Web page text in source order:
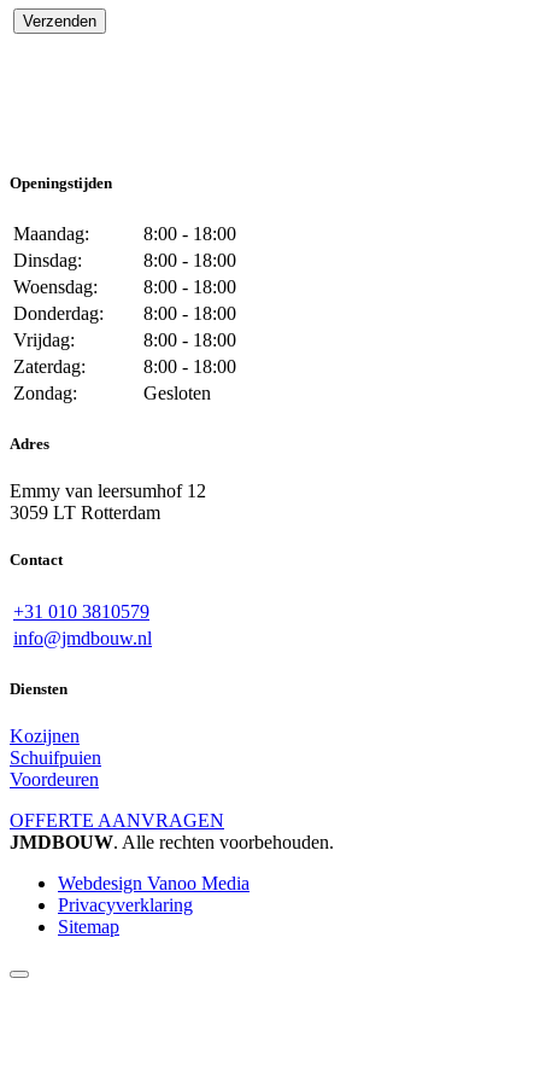
Openingstijden
Maandag:
8:00 - 18:00
Dinsdag:
8:00 - 18:00
Woensdag:
8:00 - 18:00
Donderdag:
8:00 - 18:00
Vrijdag:
8:00 - 18:00
Zaterdag:
8:00 - 18:00
Zondag:
Gesloten
Adres
Emmy van leersumhof 12
3059 LT Rotterdam
Contact
+31 010 3810579
info@jmdbouw.nl
Diensten
Kozijnen
Schuifpuien
Voordeuren
OFFERTE AANVRAGEN
JMDBOUW. Alle rechten voorbehouden.
Webdesign Vanoo Media
Privacyverklaring
Sitemap